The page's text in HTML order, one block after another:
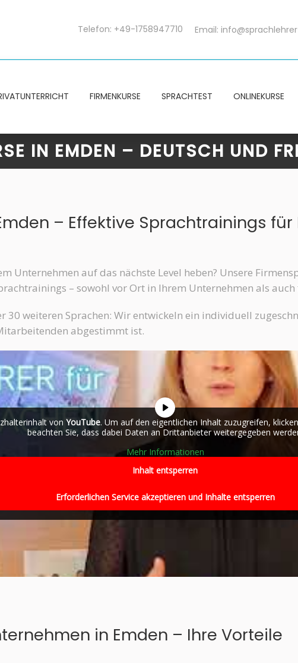
Telefon: +49-1758947710 Email:
FIRMENKURSE SPRACHTEST ONLINEKURSE
IN EMDEN – DEUTSCH UND
– Effektive Sprachtrainings
Unternehmen auf das nächste Level heben? Unsere
– sowohl vor Ort in Ihrem Unternehmen als
30 weiteren Sprachen: Wir entwickeln ein individuell
abgestimmt ist.
von YouTube. Um auf den eigentlichen Inhalt zuzugreifen,
beachten Sie, dass dabei Daten an Drittanbieter weitergegeben
Mehr Informationen
Inhalt entsperren
Erforderlichen Service akzeptieren und Inhalte entsperren
in Emden – Ihre Vorteile